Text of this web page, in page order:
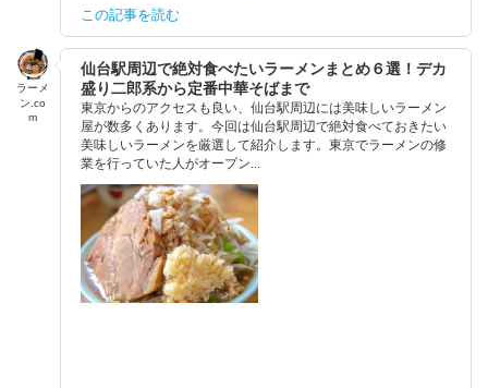
この記事を読む
ラーメ
ン.co
m
仙台駅周辺で絶対食べたいラーメンまとめ６選！デカ
盛り二郎系から定番中華そばまで
東京からのアクセスも良い、仙台駅周辺には美味しいラーメン
屋が数多くあります。今回は仙台駅周辺で絶対食べておきたい
美味しいラーメンを厳選して紹介します。東京でラーメンの修
業を行っていた人がオープン...